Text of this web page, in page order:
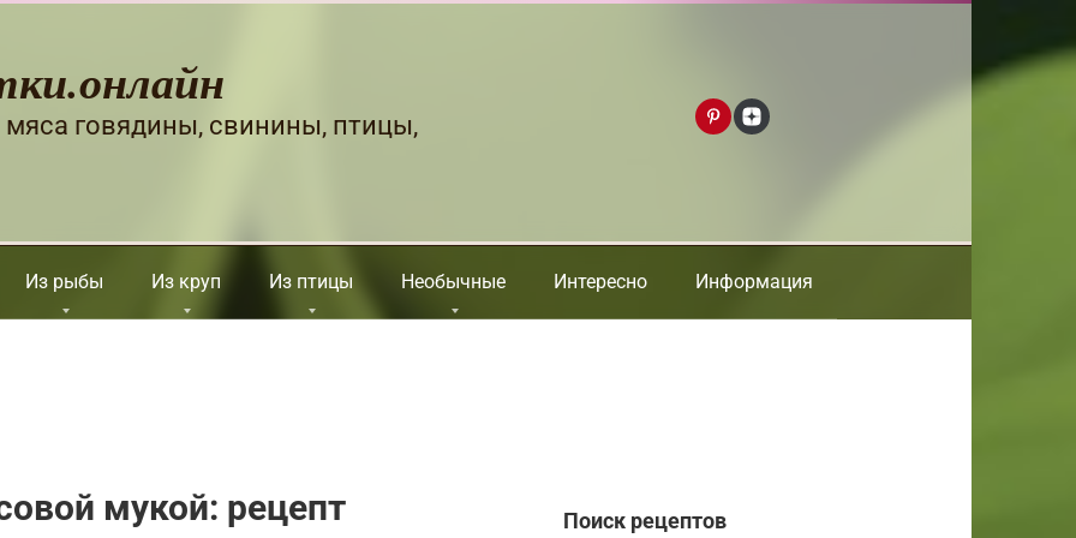
мяса говядины, свинины, птицы,
Из рыбы Из круп Из птицы Необычные Интересно Информация
мукой: рецепт
Поиск рецептов